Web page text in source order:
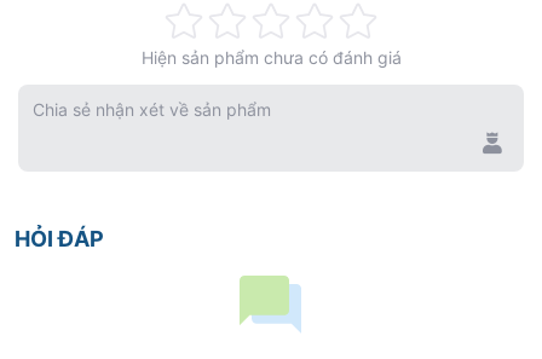
0%
Hiện sản phẩm chưa có đánh giá
Chia sẻ nhận xét về sản phẩm
HỎI ĐÁP